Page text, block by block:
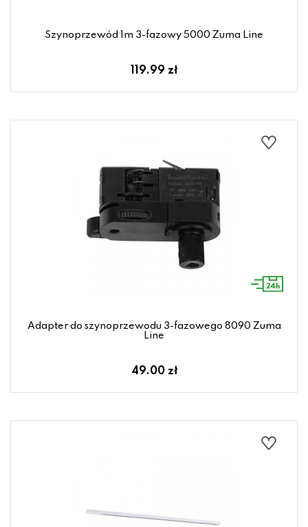
Szynoprzewód 1m 3-fazowy 5000 Zuma Line
119.99 zł
Adapter do szynoprzewodu 3-fazowego 8090 Zuma
Line
49.00 zł